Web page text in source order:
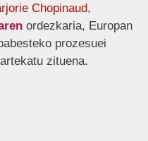
Chopinaud,
ordezkaria, Europan
prozesuei
zituena.